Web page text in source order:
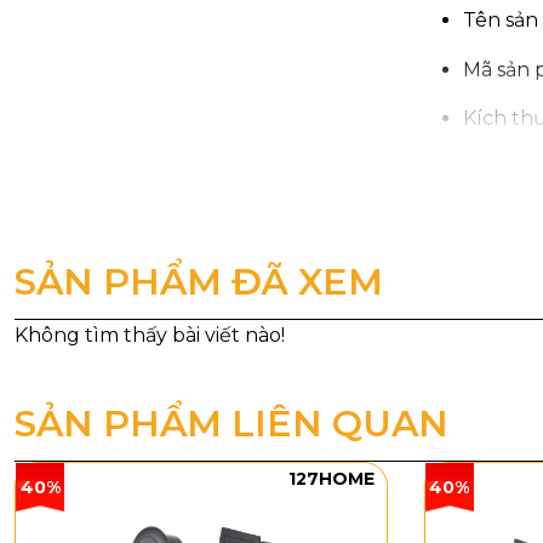
Tên
Mã sản
Kích
Màu
Đèn Hắt
đối. Đây là
tiết rườm rà.
SẢN PHẨM ĐÃ XEM
SẢN PHẨM LIÊN QUAN
40% 127HOME 40%